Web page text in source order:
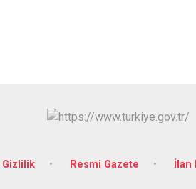
Gizlilik Resmi Gazete İlan